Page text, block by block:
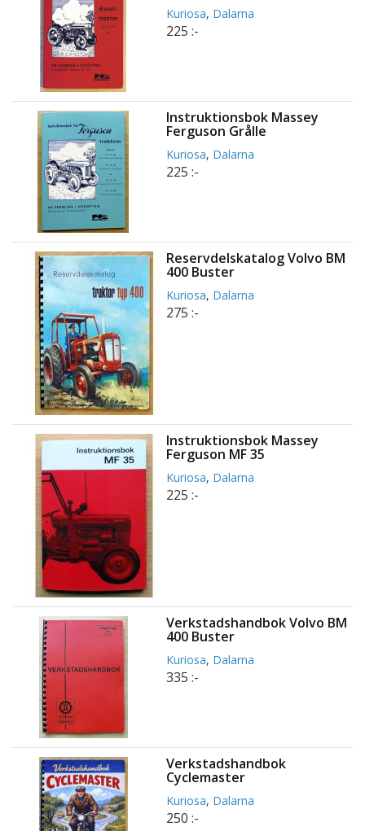
Kuriosa, Dalarna
225 :-
Instruktionsbok Massey
Ferguson Grålle
Kuriosa, Dalarna
225 :-
Reservdelskatalog Volvo BM
400 Buster
Kuriosa, Dalarna
275 :-
Instruktionsbok Massey
Ferguson MF 35
Kuriosa, Dalarna
225 :-
Verkstadshandbok Volvo BM
400 Buster
Kuriosa, Dalarna
335 :-
Verkstadshandbok
Cyclemaster
Kuriosa, Dalarna
250 :-